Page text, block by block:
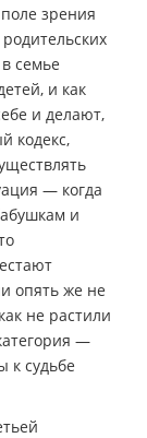
зрения
семье
и как
и делают,
кодекс,
— когда
и
опять же не
не растили
—
к судьбе